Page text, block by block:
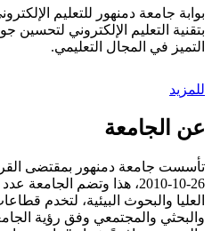
بوابة جامعة دمنهور للتعليم
بتقنية التعليم الإلكتروني لتحسين
التميز في المجال التعليمي.
للمزيد
عن الجامعة
العليا والبحوث البيئية، لتخدم
والبحثي والمجتمعي وفق رؤية